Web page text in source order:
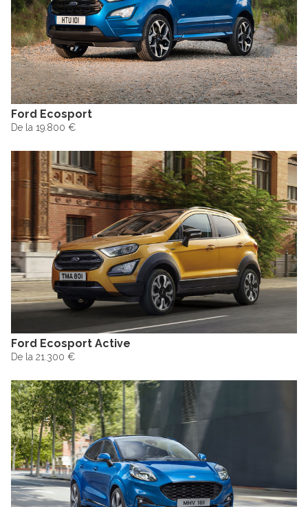
Ford Ecosport
De la 19.800 €
Ford Ecosport Active
De la 21.300 €